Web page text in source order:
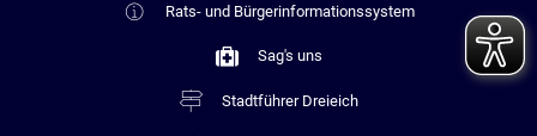
Rats- und Bürgerinformationssystem
Sag's uns
Stadtführer Dreieich